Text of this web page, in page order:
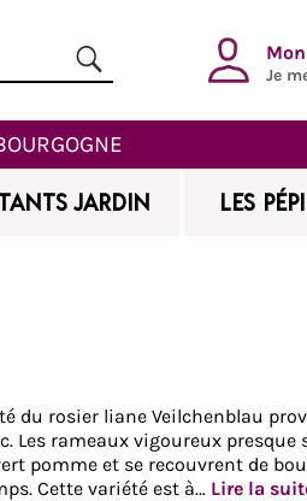
Je
JARDIN LES
du rosier liane Veilchenblau
Les rameaux vigoureux presque
pomme et se recouvrent de
Cette variété est à… Lire la